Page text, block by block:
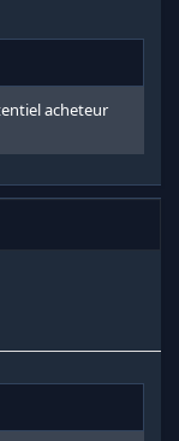
acheteur